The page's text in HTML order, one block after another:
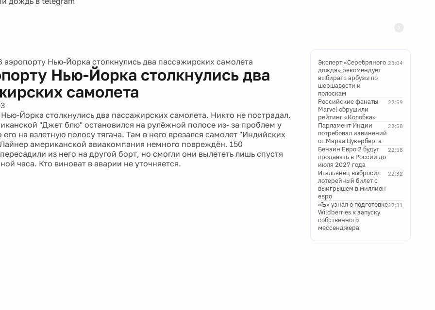
аэропорту Нью-Йорка столкнулись два пассажирских самолета
Нью-Йорка столкнулись два
самолета
Йорка столкнулись два пассажирских самолета. Никто не пострадал.
"Джет блю" остановился на рулёжной полосе из- за проблем у
на взлетную полосу тягача. Там в него врезался самолет "Индийских
американской авиакомпания немного повреждён. 150
из него на другой борт, но смогли они вылететь лишь спустя
часа. Кто виноват в аварии не уточняется.
23:04
Эксперт «Серебряного
дождя» рекомендует
выбирать арбузы по
шершавости и
полоскам
22:59
Российские фанаты
Marvel обрушили
рейтинг «Колобка»
22:58
Парламент Индии
потребовал извинений
от Марка Цукерберга
22:58
Бензин Евро 2 будут
продавать в России до
июля 2027 года
22:32
Итальянец выбросил
лотерейный билет с
выигрышем в миллион
евро
22:31
«Ъ» узнал о подготовке
Wildberries к запуску
собственного
мессенджера